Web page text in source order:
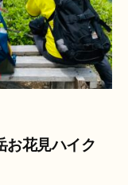
お花見ハイク